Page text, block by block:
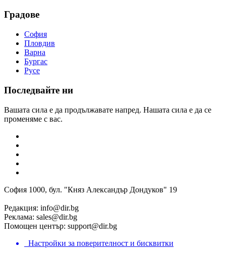
Градове
София
Пловдив
Варна
Бургас
Русе
Последвайте ни
Вашата сила е да продължавате напред. Нашата сила е да се
променяме с вас.
София 1000, бул. "Княз Александър Дондуков" 19
Редакция: info@dir.bg
Реклама: sales@dir.bg
Помощен център: support@dir.bg
Настройки за поверителност и бисквитки